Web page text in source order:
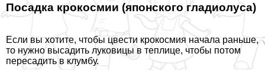
Посадка крокосмии (японского гладиолуса)
Если вы хотите, чтобы цвести крокосмия начала раньше,
то нужно высадить луковицы в теплице, чтобы потом
пересадить в клумбу.